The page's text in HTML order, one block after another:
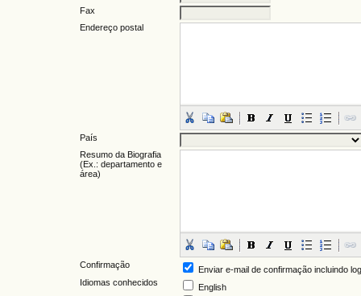
Fax
Endereço postal
País
Resumo da Biografia
(Ex.: departamento e
área)
Confirmação
Enviar e-mail de confirmação incluindo
Idiomas conhecidos
English